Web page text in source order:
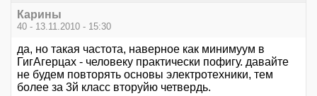
Карины
40 - 13.11.2010 - 15:30
да, но такая частота, наверное как минимуум в
ГигАгерцах - человеку практически пофигу. давайте
не будем повторять основы электротехники, тем
более за 3й класс вторуйю четвердь.